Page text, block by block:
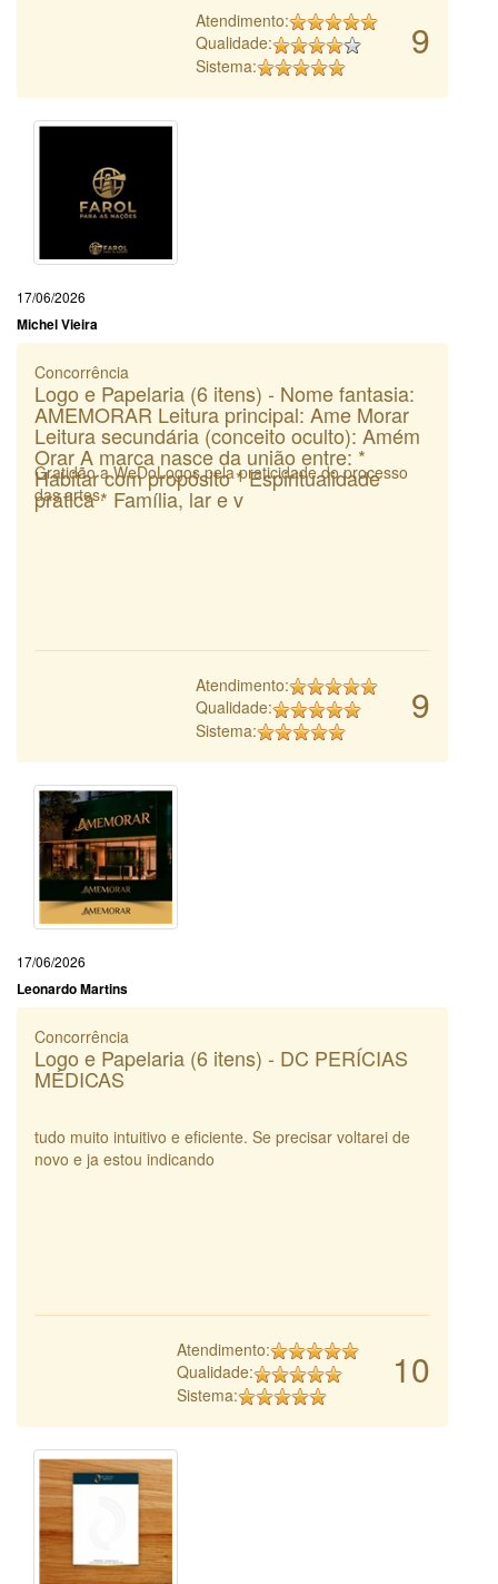
9
Atendimento:
Qualidade:
Sistema:
17/06/2026
Michel Vieira
Concorrência
Logo e Papelaria (6 itens) - Nome fantasia:
AMEMORAR Leitura principal: Ame Morar
Leitura secundária (conceito oculto): Amém
Orar A marca nasce da união entre: *
Habitar com propósito * Espiritualidade
prática * Família, lar e v
Gratidão a WeDoLogos pela praticidade do processo
das artes.
9
Atendimento:
Qualidade:
Sistema:
17/06/2026
Leonardo Martins
Concorrência
Logo e Papelaria (6 itens) - DC PERÍCIAS
MÉDICAS
tudo muito intuitivo e eficiente. Se precisar voltarei de
novo e ja estou indicando
10
Atendimento:
Qualidade:
Sistema: